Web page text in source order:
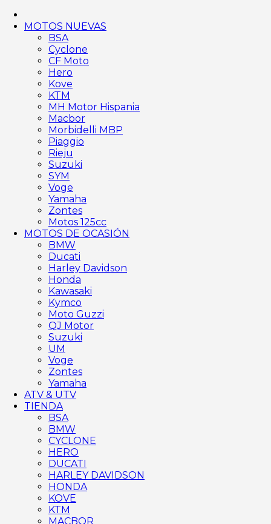
MOTOS NUEVAS
BSA
Cyclone
CF Moto
Hero
Kove
KTM
MH Motor Hispania
Macbor
Morbidelli MBP
Piaggio
Rieju
Suzuki
SYM
Voge
Yamaha
Zontes
Motos 125cc
MOTOS DE OCASIÓN
BMW
Ducati
Harley Davidson
Honda
Kawasaki
Kymco
Moto Guzzi
QJ Motor
Suzuki
UM
Voge
Zontes
Yamaha
ATV & UTV
TIENDA
BSA
BMW
CYCLONE
HERO
DUCATI
HARLEY DAVIDSON
HONDA
KOVE
KTM
MACBOR